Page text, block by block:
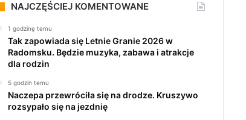
NAJCZĘŚCIEJ KOMENTOWANE
1 godzinę temu
Tak zapowiada się Letnie Granie 2026 w
Radomsku. Będzie muzyka, zabawa i atrakcje
dla rodzin
5 godzin temu
Naczepa przewróciła się na drodze. Kruszywo
rozsypało się na jezdnię